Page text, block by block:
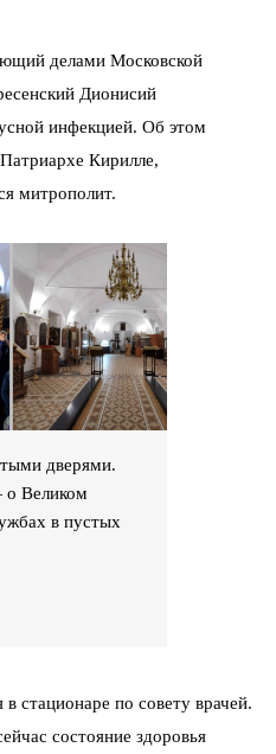
делами Московской
Дионисий
инфекцией. Об этом
Кирилле,
митрополит.
дверями.
Великом
в пустых
стационаре по совету врачей.
состояние здоровья